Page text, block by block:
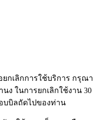
กเลิกการใช้บริการ กรุณา
ง ในการยกเลิกใช้งาน 30
บบิลถัดไปของท่าน